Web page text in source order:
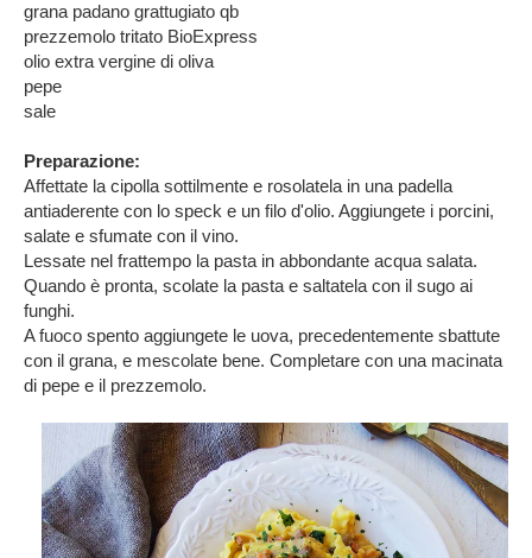
grana padano grattugiato qb
prezzemolo tritato BioExpress
olio extra vergine di oliva
pepe
sale
Preparazione:
Affettate la cipolla sottilmente e rosolatela in una padella
antiaderente con lo speck e un filo d'olio. Aggiungete i porcini,
salate e sfumate con il vino.
Lessate nel frattempo la pasta in abbondante acqua salata.
Quando è pronta, scolate la pasta e saltatela con il sugo ai
funghi.
A fuoco spento aggiungete le uova, precedentemente sbattute
con il grana, e mescolate bene. Completare con una macinata
di pepe e il prezzemolo.